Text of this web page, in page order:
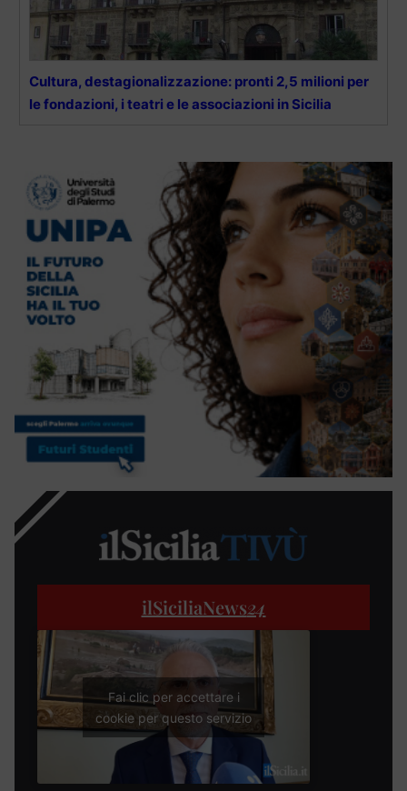
Cultura, destagionalizzazione: pronti 2,5 milioni per
le fondazioni, i teatri e le associazioni in Sicilia
ilSiciliaNews24
Fai clic per accettare i
cookie per questo servizio